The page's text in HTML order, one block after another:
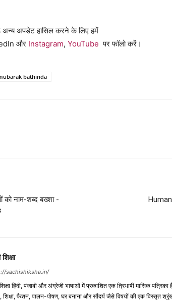
अपडेट हासिल करने के लिए हमें
और Instagram, YouTube पर फॉलो करें।
bathinda
को नाम-शब्द बख्शा -
sachishiksha.in/
हिंदी, पंजाबी और अंग्रेजी भाषाओं में प्रकाशित एक त्रिभाषी मासिक
शिक्षा, फैशन, पालन-पोषण, घर बनाना और सौंदर्य जैसे विषयों की एक विस्तृत